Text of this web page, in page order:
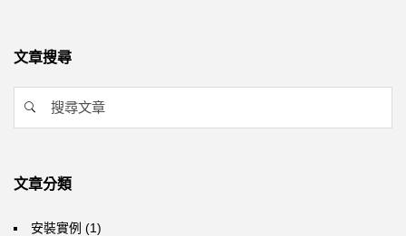
文章搜尋
文章分類
安裝實例 (1)